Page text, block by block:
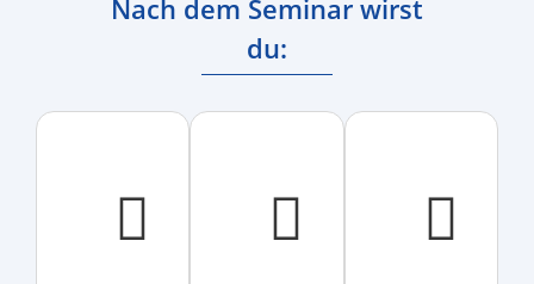
Nach dem Seminar wirst
du: